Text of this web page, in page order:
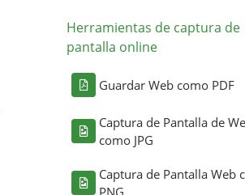
Herramientas de captura de
pantalla online
Guardar Web como PDF
Captura de Pantalla de
como JPG
Captura de Pantalla Web
PNG